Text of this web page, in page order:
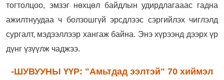
тогтолцоо, эмзэг нөхцөл байдлын удирдлагааас гадна
ажилтнуудаа ч болзошгүй эрсдлээс сэргийлэх чиглэлд
сургалт, мэдээллээр хангаж байна. Энэ хүрээнд дээрх үр
дүнг үзүүлж чаджээ.
-ШУВУУНЫ ҮҮР: "Амьтдад ээлтэй" 70 хиймэл